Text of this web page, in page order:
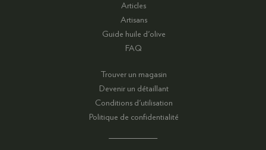
Articles
Artisans
Guide huile d'olive
FAQ
Trouver un magasin
Devenir un détaillant
Conditions d'utilisation
Politique de confidentialité